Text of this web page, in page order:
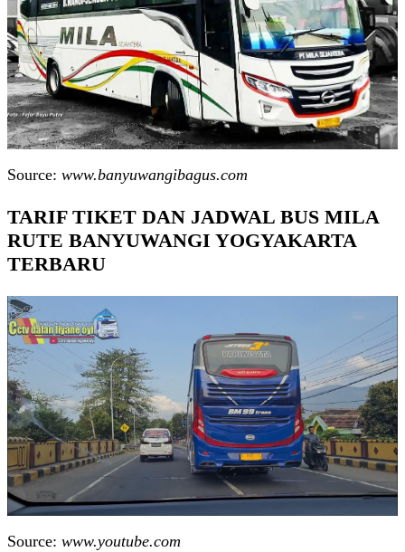
Source: www.banyuwangibagus.com
TARIF TIKET DAN JADWAL BUS MILA
RUTE BANYUWANGI YOGYAKARTA
TERBARU
Source: www.youtube.com